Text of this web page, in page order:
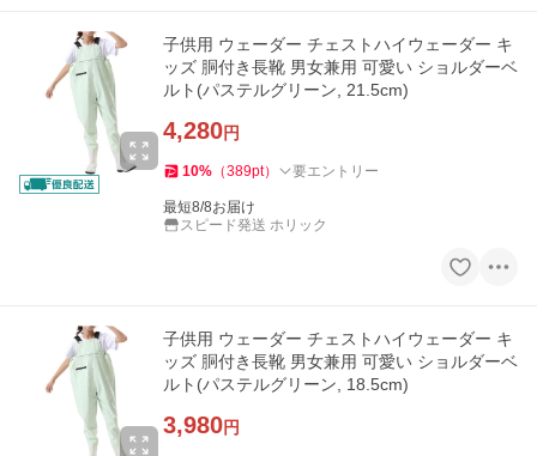
子供用 ウェーダー チェストハイウェーダー キ
ッズ 胴付き長靴 男女兼用 可愛い ショルダーベ
ルト(パステルグリーン, 21.5cm)
4,280円
10% （389pt） 要エントリー
最短8/8お届け
スピード発送 ホリック
子供用 ウェーダー チェストハイウェーダー キ
ッズ 胴付き長靴 男女兼用 可愛い ショルダーベ
ルト(パステルグリーン, 18.5cm)
3,980円